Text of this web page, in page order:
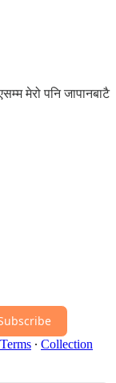
मेरो पनि जापानबाटै
Terms ∙ Collection